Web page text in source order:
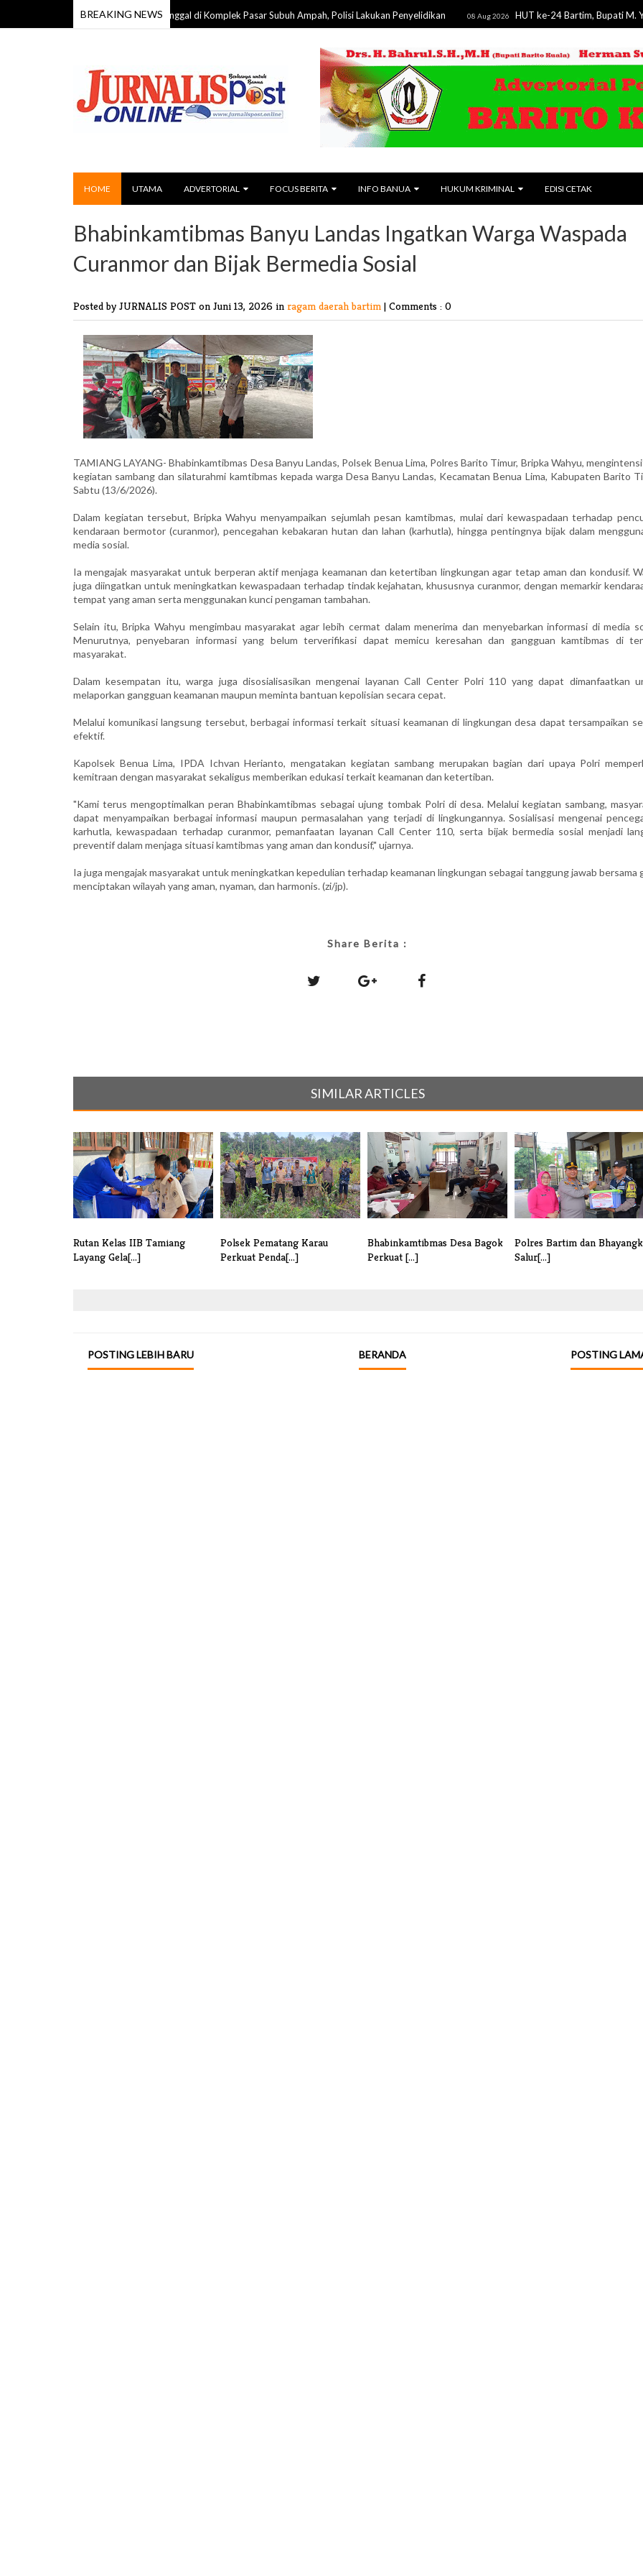
BREAKING NEWS
59 Tahun Ditemukan Meninggal di Komplek Pasar Subuh Ampah, Polisi Lakukan Penyelidikan 08 Aug 2026 HUT ke-24 Bartim, Bupati M. Yamin
HOME UTAMA ADVERTORIAL FOCUS BERITA INFO BANUA HUKUM KRIMINAL EDISI CETAK
Bhabinkamtibmas Banyu Landas Ingatkan Warga Waspada
Curanmor dan Bijak Bermedia Sosial
Posted by JURNALIS POST on Juni 13, 2026 in ragam daerah bartim | Comments : 0
TAMIANG LAYANG- Bhabinkamtibmas Desa Banyu Landas, Polsek Benua Lima, Polres Barito Timur, Bripka Wahyu,
kegiatan sambang dan silaturahmi kamtibmas kepada warga Desa Banyu Landas, Kecamatan Benua Lima, Kabupaten Barito
Sabtu (13/6/2026).
Dalam kegiatan tersebut, Bripka Wahyu menyampaikan sejumlah pesan kamtibmas, mulai dari kewaspadaan terhadap
kendaraan bermotor (curanmor), pencegahan kebakaran hutan dan lahan (karhutla), hingga pentingnya bijak dalam
media sosial.
Ia mengajak masyarakat untuk berperan aktif menjaga keamanan dan ketertiban lingkungan agar tetap aman dan kondusif.
juga diingatkan untuk meningkatkan kewaspadaan terhadap tindak kejahatan, khususnya curanmor, dengan memarkir
tempat yang aman serta menggunakan kunci pengaman tambahan.
Selain itu, Bripka Wahyu mengimbau masyarakat agar lebih cermat dalam menerima dan menyebarkan informasi di media
Menurutnya, penyebaran informasi yang belum terverifikasi dapat memicu keresahan dan gangguan kamtibmas di
masyarakat.
Dalam kesempatan itu, warga juga disosialisasikan mengenai layanan Call Center Polri 110 yang dapat dimanfaatkan
melaporkan gangguan keamanan maupun meminta bantuan kepolisian secara cepat.
Melalui komunikasi langsung tersebut, berbagai informasi terkait situasi keamanan di lingkungan desa dapat tersampaikan
efektif.
Kapolsek Benua Lima, IPDA Ichvan Herianto, mengatakan kegiatan sambang merupakan bagian dari upaya Polri
kemitraan dengan masyarakat sekaligus memberikan edukasi terkait keamanan dan ketertiban.
"Kami terus mengoptimalkan peran Bhabinkamtibmas sebagai ujung tombak Polri di desa. Melalui kegiatan sambang,
dapat menyampaikan berbagai informasi maupun permasalahan yang terjadi di lingkungannya. Sosialisasi mengenai
karhutla, kewaspadaan terhadap curanmor, pemanfaatan layanan Call Center 110, serta bijak bermedia sosial menjadi
preventif dalam menjaga situasi kamtibmas yang aman dan kondusif," ujarnya.
Ia juga mengajak masyarakat untuk meningkatkan kepedulian terhadap keamanan lingkungan sebagai tanggung jawab bersama
menciptakan wilayah yang aman, nyaman, dan harmonis. (zi/jp).
Share Berita :
SIMILAR ARTICLES
Rutan Kelas IIB Tamiang
Layang Gela[...]
Polsek Pematang Karau
Perkuat Penda[...]
Bhabinkamtibmas Desa Bagok
Perkuat [...]
Polres Bartim dan
Salur[...]
POSTING LEBIH BARU POSTING
BERANDA